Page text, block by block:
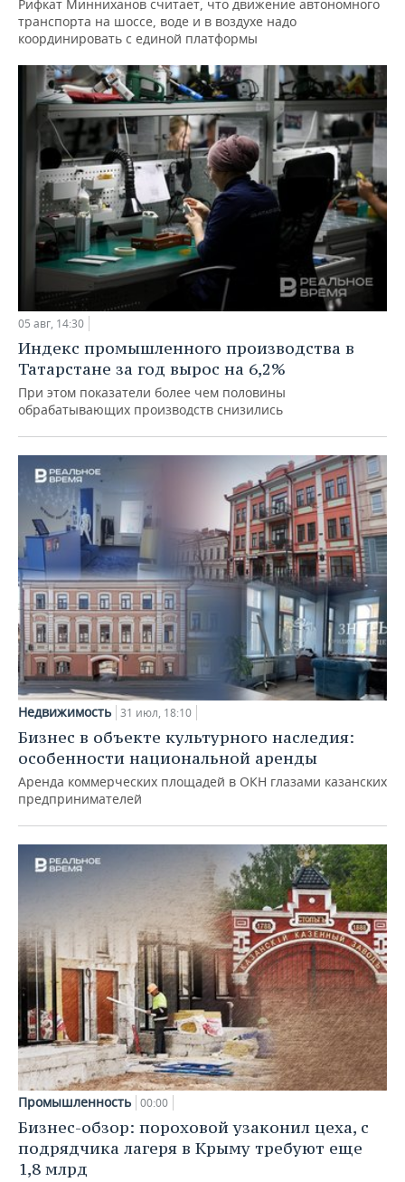
Рифкат Минниханов считает, что движение автономного
транспорта на шоссе, воде и в воздухе надо
координировать с единой платформы
05 авг, 14:30
Индекс промышленного производства в
Татарстане за год вырос на 6,2%
При этом показатели более чем половины
обрабатывающих производств снизились
Недвижимость 31 июл, 18:10
Бизнес в объекте культурного наследия:
особенности национальной аренды
Аренда коммерческих площадей в ОКН глазами казанских
предпринимателей
Промышленность 00:00
Бизнес-обзор: пороховой узаконил цеха, с
подрядчика лагеря в Крыму требуют еще
1,8 млрд